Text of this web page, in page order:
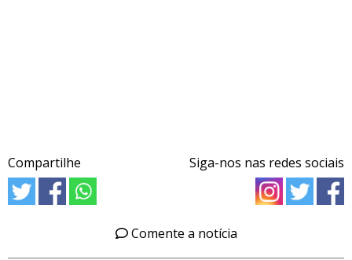
Compartilhe Siga-nos nas redes sociais
Comente a notícia